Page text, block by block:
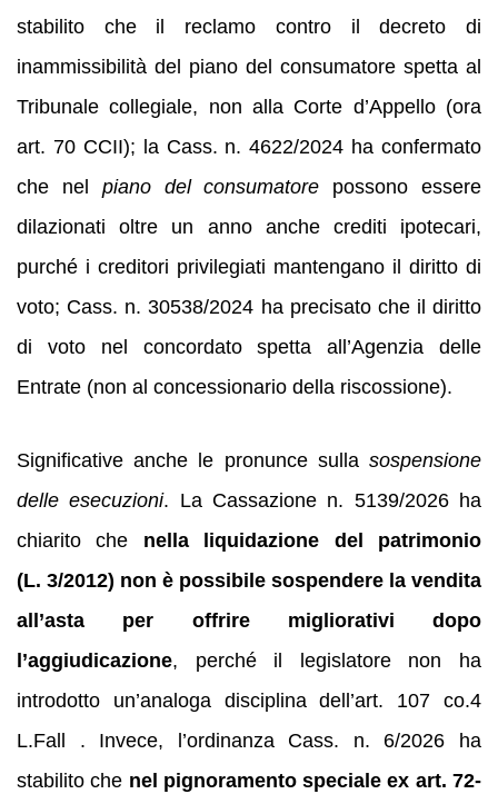
stabilito che il reclamo contro il decreto di
inammissibilità del piano del consumatore spetta al
Tribunale collegiale, non alla Corte d’Appello (ora
art. 70 CCII); la Cass. n. 4622/2024 ha confermato
che nel piano del consumatore possono essere
dilazionati oltre un anno anche crediti ipotecari,
purché i creditori privilegiati mantengano il diritto di
voto; Cass. n. 30538/2024 ha precisato che il diritto
di voto nel concordato spetta all’Agenzia delle
Entrate (non al concessionario della riscossione).
Significative anche le pronunce sulla sospensione
delle esecuzioni. La Cassazione n. 5139/2026 ha
chiarito che nella liquidazione del patrimonio
(L. 3/2012) non è possibile sospendere la vendita
all’asta per offrire migliorativi dopo
l’aggiudicazione, perché il legislatore non ha
introdotto un’analoga disciplina dell’art. 107 co.4
L.Fall . Invece, l’ordinanza Cass. n. 6/2026 ha
stabilito che nel pignoramento speciale ex art. 72-